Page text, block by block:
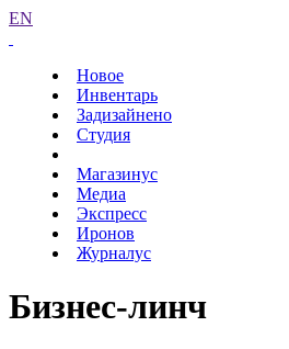
EN
Новое
Инвентарь
Задизайнено
Студия
Магазинус
Медиа
Экспресс
Иронов
Журналус
Бизнес-линч